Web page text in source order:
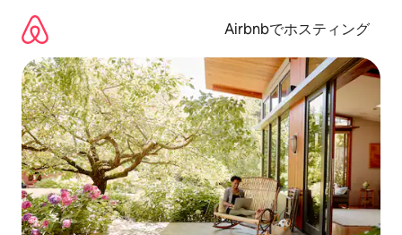
Airbnbでホスティング